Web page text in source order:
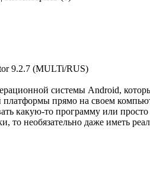
системы Android,
прямо на своем
какую-то программу или
то необязательно даже иметь